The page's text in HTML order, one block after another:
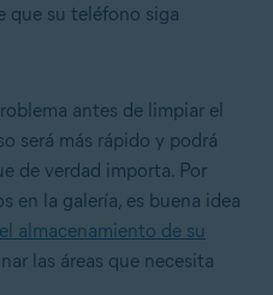
que su teléfono siga
antes de limpiar el
será más rápido y podrá
de verdad importa. Por
en la galería, es buena idea
almacenamiento de su
las áreas que necesita